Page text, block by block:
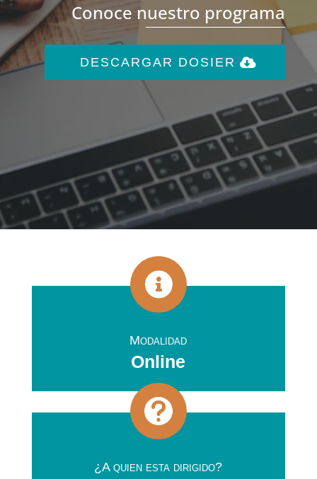
Conoce nuestro programa
DESCARGAR DOSIER

Modalidad
Online

¿A quien esta dirigido?